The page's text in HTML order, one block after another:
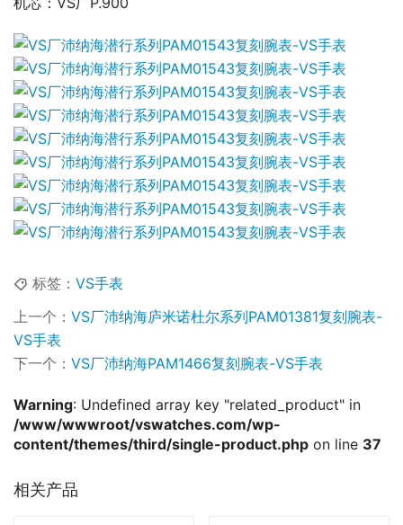
标签： VS手表
上一个： VS厂沛纳海庐米诺杜尔系列PAM01381复刻腕表-
VS手表
下一个： VS厂沛纳海PAM1466复刻腕表-VS手表
Warning: Undefined array key "related_product" in
/www/wwwroot/vswatches.com/wp-
content/themes/third/single-product.php on line 37
相关产品